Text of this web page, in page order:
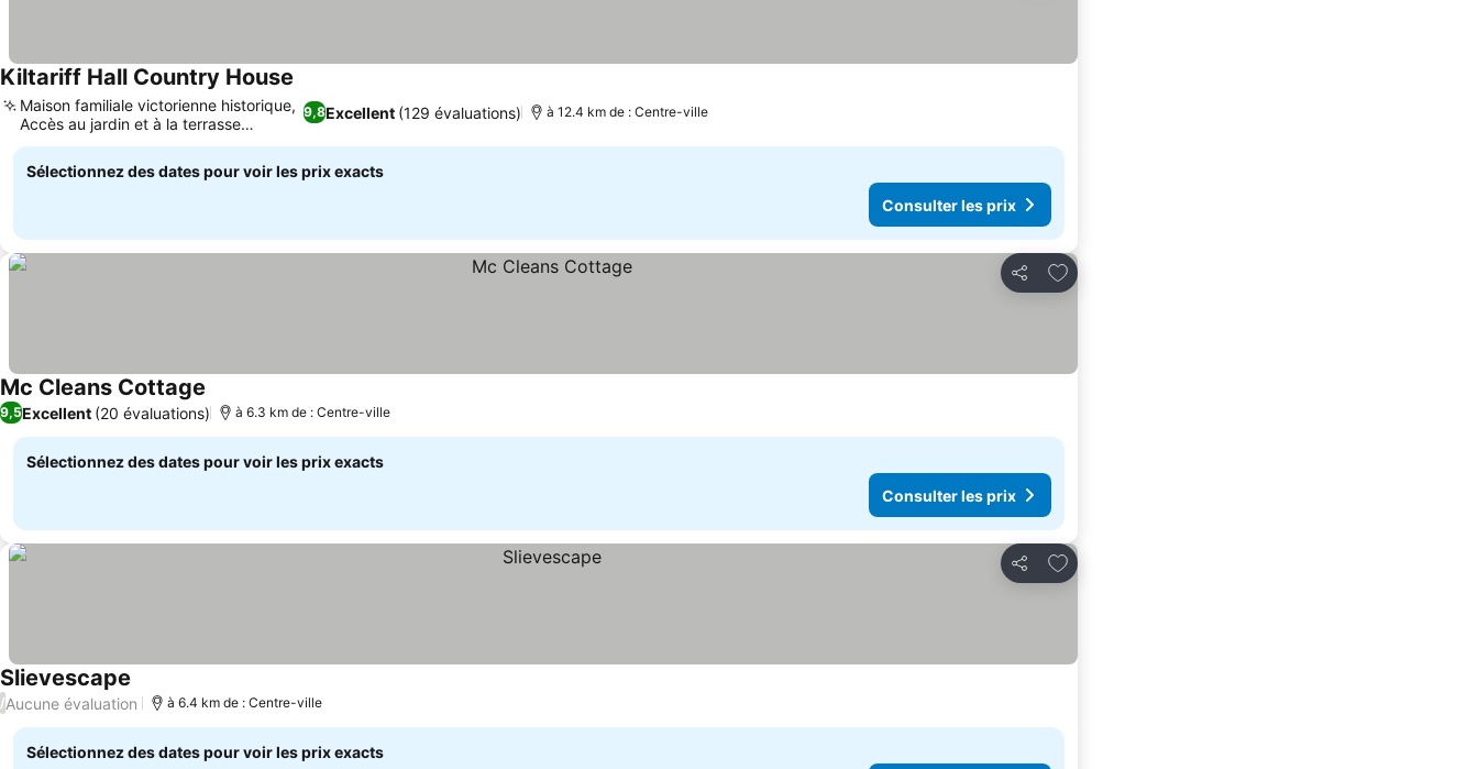
Kiltariff Hall Country House
9,8Excellent (129 évaluations)
Maison familiale victorienne historique,
Accès au jardin et à la terrasse
paisibles
à 12.4 km de : Centre-ville
Sélectionnez des dates pour voir les prix exacts
Consulter les prix
Partager
Ajouter à mes favoris
Mc Cleans Cottage Consulter les prix
9,5Excellent (20 évaluations) à 6.3 km de : Centre-ville
Sélectionnez des dates pour voir les prix exacts
Consulter les prix
Partager
Ajouter à mes favoris
Slievescape Consulter les prix
/Aucune évaluation à 6.4 km de : Centre-ville
Sélectionnez des dates pour voir les prix exacts